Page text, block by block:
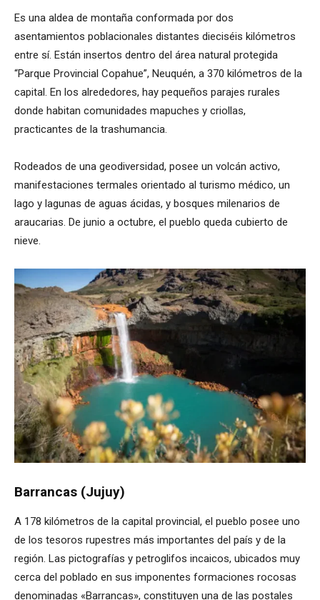
Es una aldea de montaña conformada por dos
asentamientos poblacionales distantes dieciséis kilómetros
entre sí. Están insertos dentro del área natural protegida
“Parque Provincial Copahue”, Neuquén, a 370 kilómetros de la
capital. En los alrededores, hay pequeños parajes rurales
donde habitan comunidades mapuches y criollas,
practicantes de la trashumancia.
Rodeados de una geodiversidad, posee un volcán activo,
manifestaciones termales orientado al turismo médico, un
lago y lagunas de aguas ácidas, y bosques milenarios de
araucarias. De junio a octubre, el pueblo queda cubierto de
nieve.
Barrancas (Jujuy)
A 178 kilómetros de la capital provincial, el pueblo posee uno
de los tesoros rupestres más importantes del país y de la
región. Las pictografías y petroglifos incaicos, ubicados muy
cerca del poblado en sus imponentes formaciones rocosas
denominadas «Barrancas», constituyen una de las postales